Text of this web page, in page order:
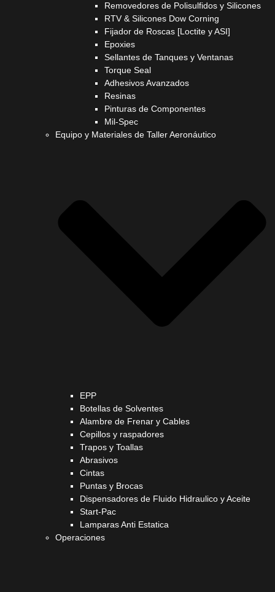
Removedores de Polisulfidos y Silicones
RTV & Silicones Dow Corning
Fijador de Roscas [Loctite y ASI]
Epoxies
Sellantes de Tanques y Ventanas
Torque Seal
Adhesivos Avanzados
Resinas
Pinturas de Componentes
Mil-Spec
Equipo y Materiales de Taller Aeronáutico
EPP
Botellas de Solventes
Alambre de Frenar y Cables
Cepillos y raspadores
Trapos y Toallas
Abrasivos
Cintas
Puntas y Brocas
Dispensadores de Fluido Hidraulico y Aceite
Start-Pac
Lamparas Anti Estatica
Operaciones